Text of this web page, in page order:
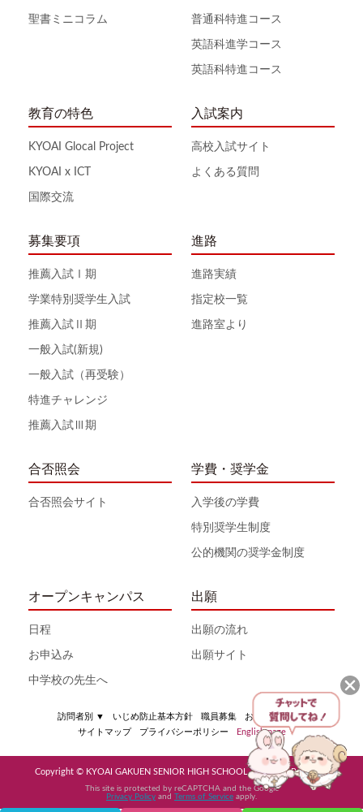
聖書ミニコラム 普通科特進コース
英語科進学コース
英語科特進コース
教育の特色
KYOAI Glocal Project
KYOAI x ICT
国際交流
入試案内
高校入試サイト
よくある質問
募集要項
推薦入試Ⅰ期
学業特別奨学生入試
推薦入試Ⅱ期
一般入試(新規)
一般入試（再受験）
特進チャレンジ
推薦入試Ⅲ期
進路
進路実績
指定校一覧
進路室より
合否照会
合否照会サイト
学費・奨学金
入学後の学費
特別奨学生制度
公的機関の奨学金制度
オープンキャンパス
日程
お申込み
中学校の先生へ
出願
出願の流れ
出願サイト
訪問者別 ▼ いじめ防止基本方針 職員募集
お問い合わせ
サイトマップ
プライバシーポリシー English page
Copyright © KYOAI GAKUEN SENIOR HIGH SCHOOL All Rights Reserved
This site is protected by reCAPTCHA and the Google
Privacy Policy and Terms of Service apply.